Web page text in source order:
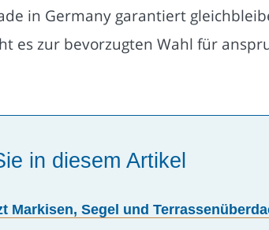
in Germany garantiert
es zur bevorzugten Wahl für
in diesem Artikel
Markisen, Segel und